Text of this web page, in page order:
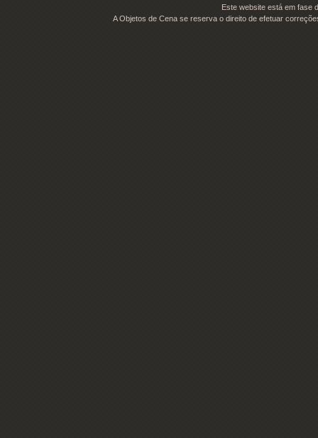
Este website está em fase
A Objetos de Cena se reserva o direito de efetuar